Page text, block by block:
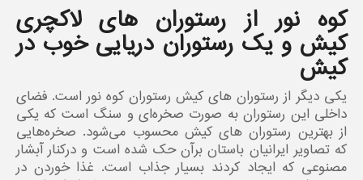
کوه نور از رستوران‌ های لاکچری
کیش و یک رستوران دریایی خوب در
کیش
یکی دیگر از رستوران‌ های کیش رستوران کوه نور است. فضای
داخلی این رستوران به‌ صورت صخره‌ای و سنگ است که یکی
از بهترین رستوران های کیش محسوب می‌شود. صخر‌ه‌هایی
که تصاویر ایرانیان باستان برآن حک شده است و درکنار آبشار
مصنوعی که ایجاد کردند بسیار جذاب است. غذا خوردن در